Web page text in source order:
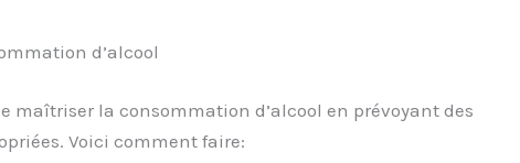
d’alcool
maîtriser la consommation d’alcool en prévoyant des
Voici comment faire: